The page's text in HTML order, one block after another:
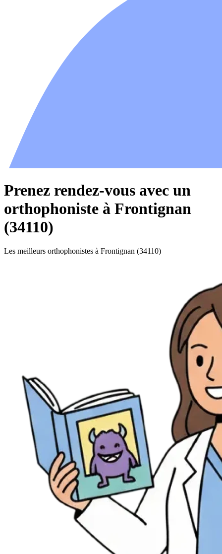
Prenez rendez-vous avec un
orthophoniste à Frontignan
(34110)
Les meilleurs orthophonistes à Frontignan (34110)